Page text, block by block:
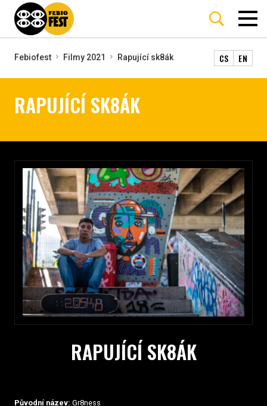
Febiofest Filmy 2021 Rapující sk8ák CS EN
RAPUJÍCÍ SK8ÁK
RAPUJÍCÍ SK8ÁK
Původní název: Gr8ness